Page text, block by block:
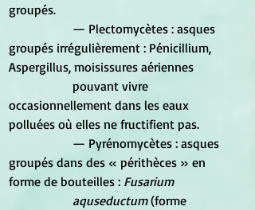
groupés.
groupés irrégulièrement : Pénicillium,
Aspergillus, moisissures aériennes
occasionnellement dans les eaux
polluées où elles ne fructifient pas.
groupés dans des « périthèces » en
forme de bouteilles : Fusarium
		aquseductum
(forme